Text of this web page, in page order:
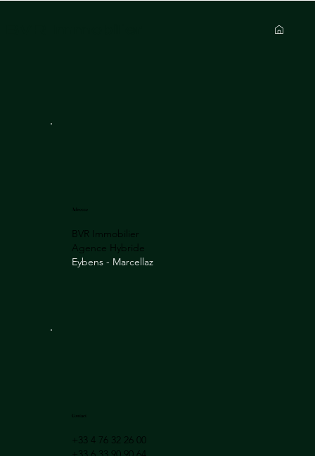
Adresse
BVR Immobilier
Agence Hybride
Eybens - Marcellaz
Contact
+33 4 76 32 26 00